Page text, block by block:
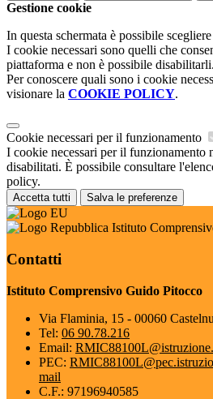
Gestione cookie
In questa schermata è possibile
I cookie necessari sono quelli che
piattaforma e non è possibile disabilitarli.
Per conoscere quali sono i cookie
visionare la COOKIE POLICY.
Cookie necessari per il funzionamento
I cookie necessari per il funzionamento
disabilitati. È possibile consultare
policy.
Accetta tutti Salva le preferenze
Istituto
Contatti
Istituto Comprensivo Guido Pitocco
Via Flaminia, 15 - 00060
Tel: 06 90.78.216
Email:
PEC:
mail
C.F.: 97196940585